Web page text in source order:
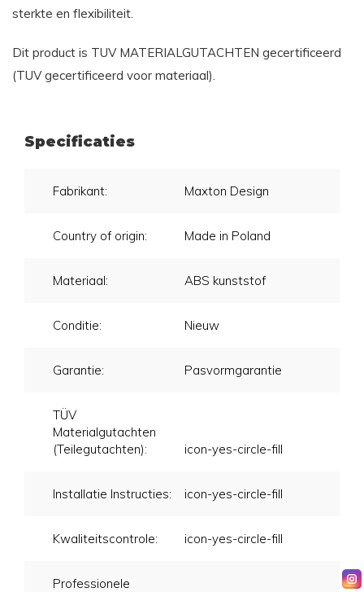
sterkte en flexibiliteit.
Dit product is TUV MATERIALGUTACHTEN gecertificeerd
(TUV gecertificeerd voor materiaal).
Specificaties
Fabrikant: Maxton Design
Country of origin: Made in Poland
Materiaal: ABS kunststof
Conditie: Nieuw
Garantie: Pasvormgarantie
TÜV
Materialgutachten
(Teilegutachten):
icon-yes-circle-fill
Installatie Instructies: icon-yes-circle-fill
Kwaliteitscontrole: icon-yes-circle-fill
Professionele